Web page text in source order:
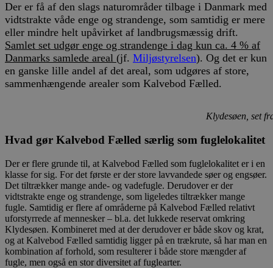
Der er få af den slags naturområder tilbage i Danmark med
vidtstrakte våde enge og strandenge, som samtidig er mere
eller mindre helt upåvirket af landbrugsmæssig drift.
Samlet set udgør enge og strandenge i dag kun ca. 4 % af
Danmarks samlede areal (jf. Miljøstyrelsen). Og det er kun
en ganske lille andel af det areal, som udgøres af store,
sammenhængende arealer som Kalvebod Fælled.
Klydesøen, set
Hvad gør Kalvebod Fælled særlig som fuglelokalitet
Der er flere grunde til, at Kalvebod Fælled som fuglelokalitet er i en
klasse for sig. For det første er der store lavvandede søer og engsøer.
Det tiltrækker mange ande- og vadefugle. Derudover er der
vidtstrakte enge og strandenge, som ligeledes tiltrækker mange
fugle. Samtidig er flere af områderne på Kalvebod Fælled relativt
uforstyrrede af mennesker – bl.a. det lukkede reservat omkring
Klydesøen. Kombineret med at der derudover er både skov og krat,
og at Kalvebod Fælled samtidig ligger på en trækrute, så har man en
kombination af forhold, som resulterer i både store mængder af
fugle, men også en stor diversitet af fuglearter.